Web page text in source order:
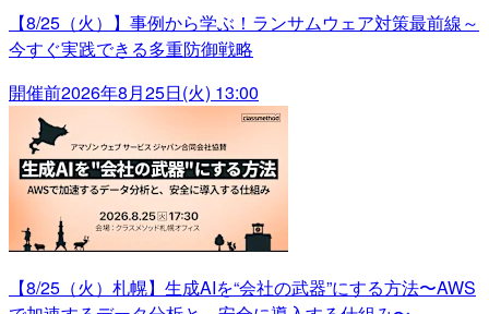
【8/25（火）】事例から学ぶ！ランサムウェア対策最前線～
今すぐ実践できる多重防御戦略
開催前2026年8月25日(火) 13:00
【8/25（火）札幌】生成AIを“会社の武器”にする方法〜AWS